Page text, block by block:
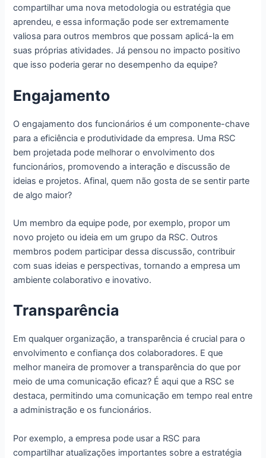
compartilhar uma nova metodologia ou estratégia que
aprendeu, e essa informação pode ser extremamente
valiosa para outros membros que possam aplicá-la em
suas próprias atividades. Já pensou no impacto positivo
que isso poderia gerar no desempenho da equipe?
Engajamento
O engajamento dos funcionários é um componente-chave
para a eficiência e produtividade da empresa. Uma RSC
bem projetada pode melhorar o envolvimento dos
funcionários, promovendo a interação e discussão de
ideias e projetos. Afinal, quem não gosta de se sentir parte
de algo maior?
Um membro da equipe pode, por exemplo, propor um
novo projeto ou ideia em um grupo da RSC. Outros
membros podem participar dessa discussão, contribuir
com suas ideias e perspectivas, tornando a empresa um
ambiente colaborativo e inovativo.
Transparência
Em qualquer organização, a transparência é crucial para o
envolvimento e confiança dos colaboradores. E que
melhor maneira de promover a transparência do que por
meio de uma comunicação eficaz? É aqui que a RSC se
destaca, permitindo uma comunicação em tempo real entre
a administração e os funcionários.
Por exemplo, a empresa pode usar a RSC para
compartilhar atualizações importantes sobre a estratégia